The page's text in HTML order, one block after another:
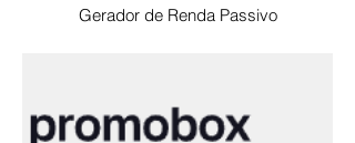
Gerador de Renda Passivo